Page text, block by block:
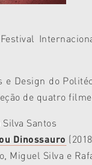
Festival
e Design do
de quatro
Santos
Dinossauro
Miguel Silva e